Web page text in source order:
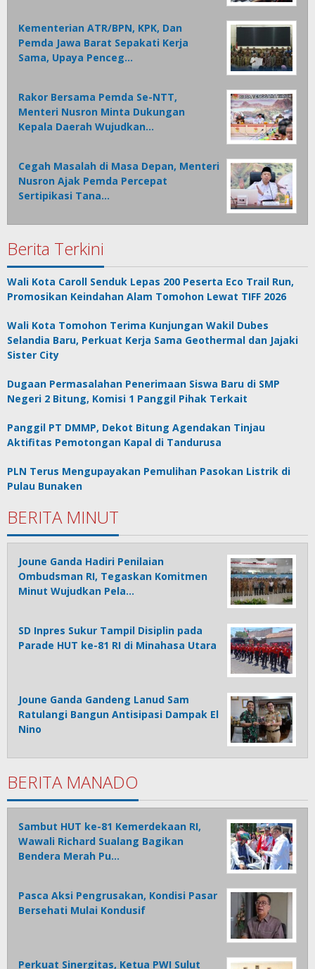
Kementerian ATR/BPN, KPK, Dan
Pemda Jawa Barat Sepakati Kerja
Sama, Upaya Penceg…
Rakor Bersama Pemda Se-NTT,
Menteri Nusron Minta Dukungan
Kepala Daerah Wujudkan…
Cegah Masalah di Masa Depan, Menteri
Nusron Ajak Pemda Percepat
Sertipikasi Tana…
Berita Terkini
Wali Kota Caroll Senduk Lepas 200 Peserta Eco Trail Run,
Promosikan Keindahan Alam Tomohon Lewat TIFF 2026
Wali Kota Tomohon Terima Kunjungan Wakil Dubes
Selandia Baru, Perkuat Kerja Sama Geothermal dan Jajaki
Sister City
Dugaan Permasalahan Penerimaan Siswa Baru di SMP
Negeri 2 Bitung, Komisi 1 Panggil Pihak Terkait
Panggil PT DMMP, Dekot Bitung Agendakan Tinjau
Aktifitas Pemotongan Kapal di Tandurusa
PLN Terus Mengupayakan Pemulihan Pasokan Listrik di
Pulau Bunaken
BERITA MINUT
Joune Ganda Hadiri Penilaian
Ombudsman RI, Tegaskan Komitmen
Minut Wujudkan Pela…
SD Inpres Sukur Tampil Disiplin pada
Parade HUT ke-81 RI di Minahasa Utara
Joune Ganda Gandeng Lanud Sam
Ratulangi Bangun Antisipasi Dampak El
Nino
BERITA MANADO
Sambut HUT ke-81 Kemerdekaan RI,
Wawali Richard Sualang Bagikan
Bendera Merah Pu…
Pasca Aksi Pengrusakan, Kondisi Pasar
Bersehati Mulai Kondusif
Perkuat Sinergitas, Ketua PWI Sulut